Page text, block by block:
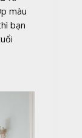
màu
bạn